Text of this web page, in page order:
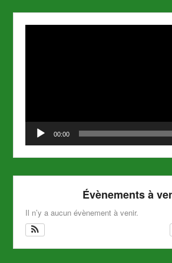
00:00
Évènements à
Il n’y a aucun évènement à venir.